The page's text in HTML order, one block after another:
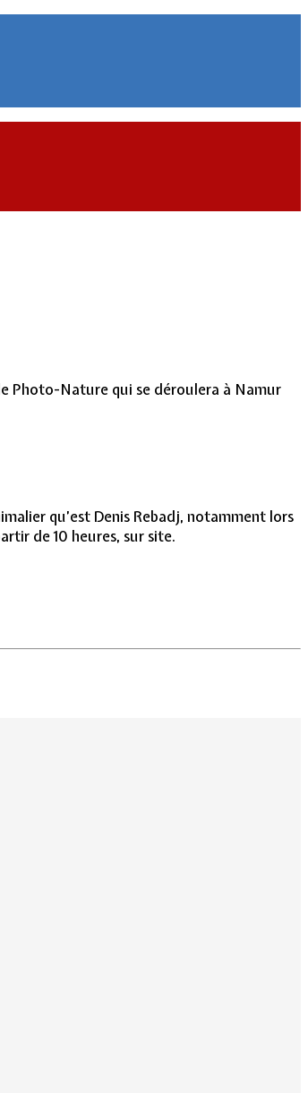
Photo-Nature qui se déroulera à Namur
qu’est Denis Rebadj, notamment lors
de 10 heures, sur site.